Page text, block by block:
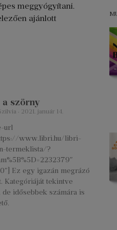
meggyógyítani.
ajánlott
a szörny
2021. január 14.
url
www.libri.hu/libri-
termeklista/?
Ez egy igazán megrázó
Kategóriáját tekintve
de idősebbek számára is